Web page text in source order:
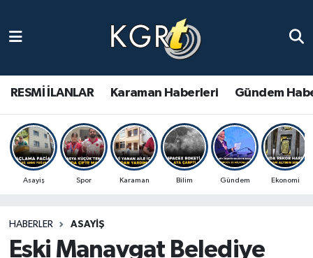
RESMİ İLANLAR Karaman Haberleri Gündem
Asayiş Spor Karaman Bilim Gündem Ekonomi
HABERLER ASAYIŞ
Eski Manavgat Belediye
Gündem Haberleri
Güncel Haberler
Spor Haberleri
Ulusal Haberler